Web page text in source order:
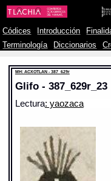
Códices Introducción
Terminología
Diccionarios
MH: ACXOTLAN - 387_629r
Glifo - 387_629r_23
Lectura: yaozaca